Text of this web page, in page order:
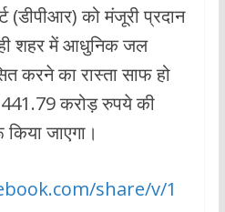
(डीपीआर) को मंजूरी प्रदान
शहर में आधुनिक जल
करने का रास्ता साफ हो
करोड़ रुपये की
जाएगा।
share/v/1